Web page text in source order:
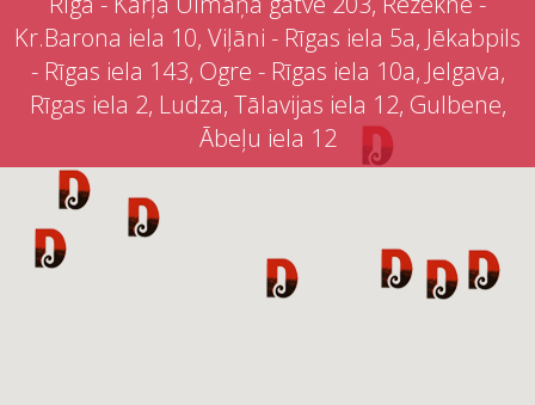
Kr.Barona iela 10, Viļāni - Rīgas iela 5a, Jēkabpils
- Rīgas iela 143, Ogre - Rīgas iela 10a, Jelgava,
Rīgas iela 2, Ludza, Tālavijas iela 12, Gulbene,
Ābeļu iela 12